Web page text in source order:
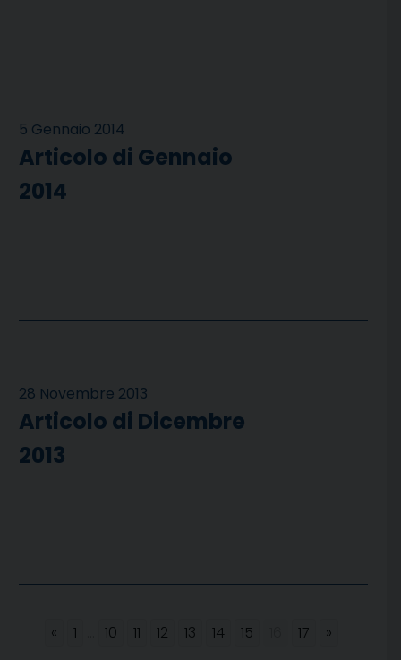
5 Gennaio 2014
Articolo di Gennaio
2014
28 Novembre 2013
Articolo di Dicembre
2013
« 1 10 11 12 13 14 15 17 »